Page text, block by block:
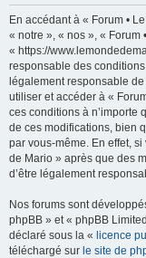
En accédant à « Forum •
« notre », « nos », « Forum
« https://
responsable des conditions
légalement responsable
utiliser et accéder à «
ces conditions à n’importe
de ces modifications, bien
par vous-même. En effet,
de Mario » après que des
d’être légalement
Nos forums sont
phpBB » et « phpBB
déclaré sous la « licence
téléchargé sur le site de